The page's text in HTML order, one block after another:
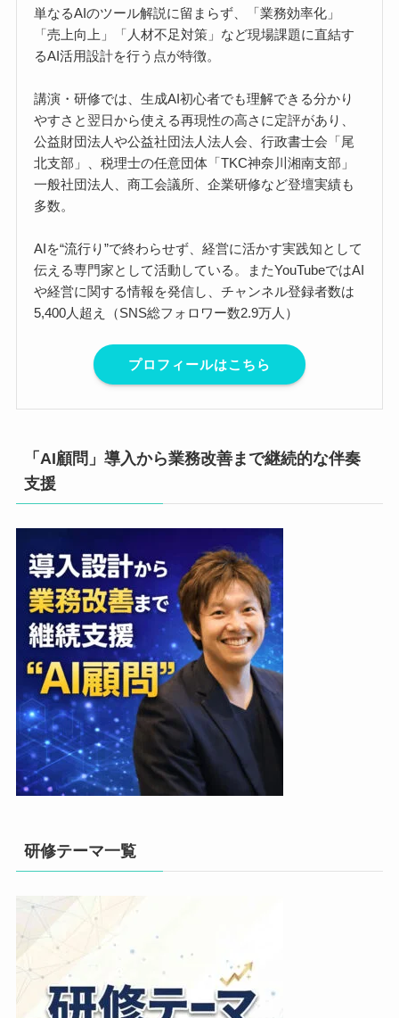
単なるAIのツール解説に留まらず、「業務効率化」
「売上向上」「人材不足対策」など現場課題に直結す
るAI活用設計を行う点が特徴。
講演・研修では、生成AI初心者でも理解できる分かり
やすさと翌日から使える再現性の高さに定評があり、
公益財団法人や公益社団法人法人会、行政書士会「尾
北支部」、税理士の任意団体「TKC神奈川湘南支部」
一般社団法人、商工会議所、企業研修など登壇実績も
多数。
AIを“流行り”で終わらせず、経営に活かす実践知として
伝える専門家として活動している。またYouTubeではAI
や経営に関する情報を発信し、チャンネル登録者数は
5,400人超え（SNS総フォロワー数2.9万人）
プロフィールはこちら
「AI顧問」導入から業務改善まで継続的な伴奏
支援
研修テーマ一覧